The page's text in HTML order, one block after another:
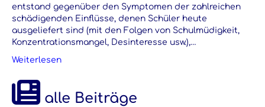
entstand gegenüber den Symptomen der zahlreichen
schädigenden Einflüsse, denen Schüler heute
ausgeliefert sind (mit den Folgen von Schulmüdigkeit,
Konzentrationsmangel, Desinteresse usw.),…
Weiterlesen
alle Beiträge